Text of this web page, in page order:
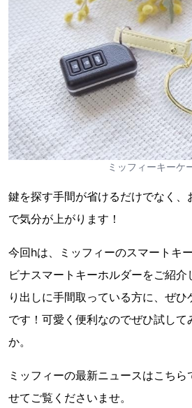
ミッフィーキーケ
鍵を探す手間が省けるだけでなく、
で気分が上がります！
今回hは、ミッフィーのスマートキ
ビナスマートキーホルダーをご紹介
り出しに手間取っている方に、ぜ
です！可愛く便利なのでぜひ試して
か。
ミッフィーの最新ニュースはこち
せてご覧くださいませ。